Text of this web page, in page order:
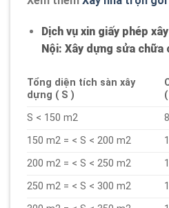
Dịch vụ xin giấy phép
Nội: Xây dựng sửa chữa
Tổng diện tích sàn xây
dựng ( S )
S < 150 m2
150 m2 = < S < 200 m2
200 m2 = < S < 250 m2
250 m2 = < S < 300 m2